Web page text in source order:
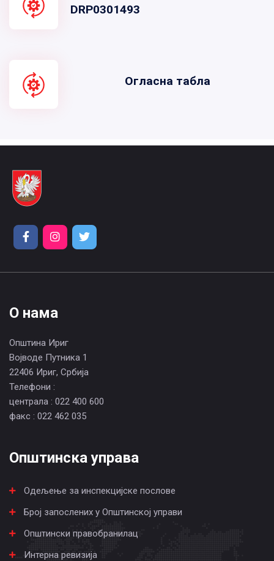
DRP0301493
Огласна табла
О нама
Општина Ириг
Војводе Путника 1
22406 Ириг, Србија
Телефони :
централа : 022 400 600
факс : 022 462 035
Општинска управа
Одељење за инспекцијске послове
Број запослених у Општинској управи
Општински правобранилац
Интерна ревизија